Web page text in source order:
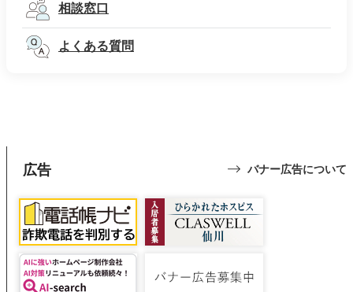
相談窓口
よくある質問
広告 バナー広告について